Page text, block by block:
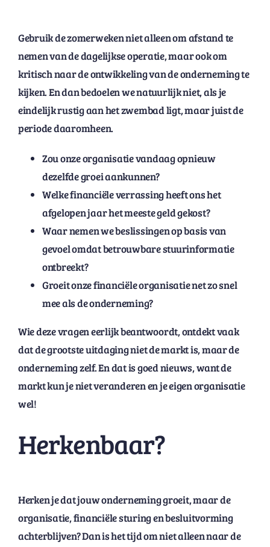
Gebruik de zomerweken niet alleen om afstand te
nemen van de dagelijkse operatie, maar ook om
kritisch naar de ontwikkeling van de onderneming te
kijken. En dan bedoelen we natuurlijk niet, als je
eindelijk rustig aan het zwembad ligt, maar juist de
periode daaromheen.
Zou onze organisatie vandaag opnieuw
dezelfde groei aankunnen?
Welke financiële verrassing heeft ons het
afgelopen jaar het meeste geld gekost?
Waar nemen we beslissingen op basis van
gevoel omdat betrouwbare stuurinformatie
ontbreekt?
Groeit onze financiële organisatie net zo snel
mee als de onderneming?
Wie deze vragen eerlijk beantwoordt, ontdekt vaak
dat de grootste uitdaging niet de markt is, maar de
onderneming zelf. En dat is goed nieuws, want de
markt kun je niet veranderen en je eigen organisatie
wel!
Herkenbaar?
Herken je dat jouw onderneming groeit, maar de
organisatie, financiële sturing en besluitvorming
achterblijven? Dan is het tijd om niet alleen naar de